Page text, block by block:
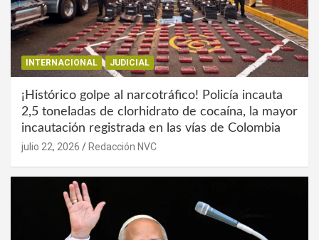
INTERNACIONAL JUDICIAL
¡Histórico golpe al narcotráfico! Policía incauta
2,5 toneladas de clorhidrato de cocaína, la mayor
incautación registrada en las vías de Colombia
julio 22, 2026 Redacción NVC